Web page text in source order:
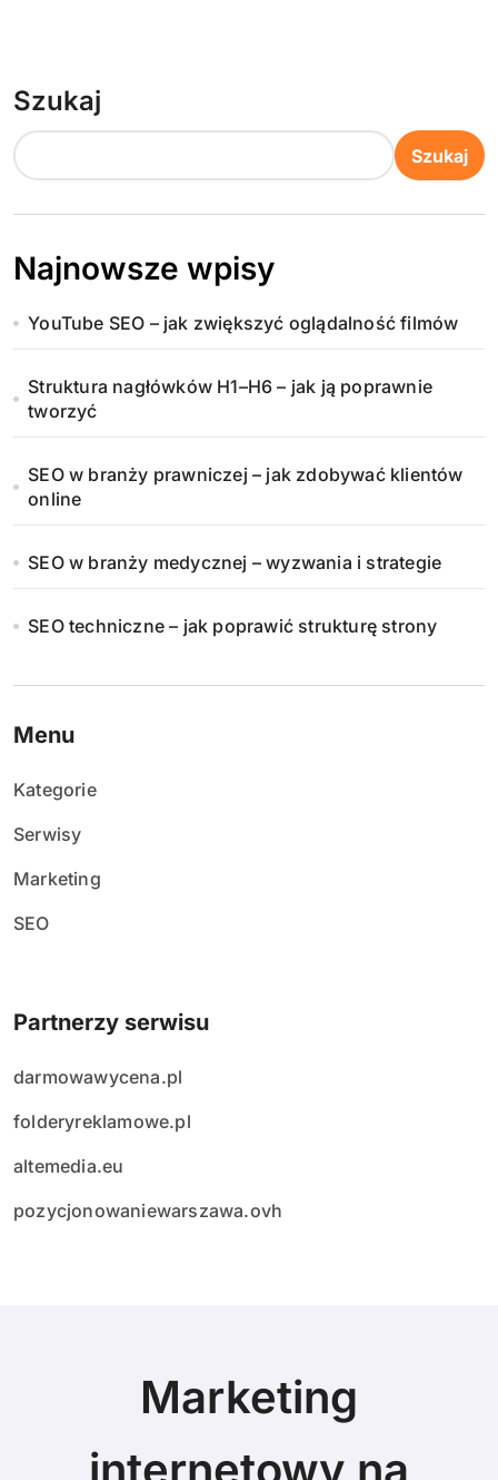
Szukaj
Szukaj
Najnowsze wpisy
YouTube SEO – jak zwiększyć oglądalność filmów
Struktura nagłówków H1–H6 – jak ją poprawnie
tworzyć
SEO w branży prawniczej – jak zdobywać klientów
online
SEO w branży medycznej – wyzwania i strategie
SEO techniczne – jak poprawić strukturę strony
Menu
Kategorie
Serwisy
Marketing
SEO
Partnerzy serwisu
darmowawycena.pl
folderyreklamowe.pl
altemedia.eu
pozycjonowaniewarszawa.ovh
Marketing